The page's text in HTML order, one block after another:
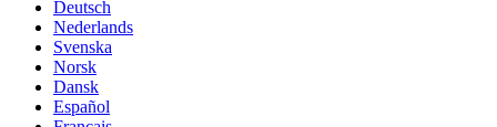
Deutsch
Nederlands
Svenska
Norsk
Dansk
Español